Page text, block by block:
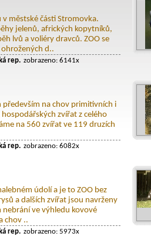
v městské části Stromovka.
jelenů, afrických kopytníků,
lvů a voliéry dravců. ZOO se
d..
rep. zobrazeno: 6141x
především na chov primitivních i
zvířat z celého
na 560 zvířat ve 119 druzích
rep. zobrazeno: 6082x
údolí a je to ZOO bez
a dalších zvířat jsou navrženy
ve výhledu kovové
chov ..
rep. zobrazeno: 5973x